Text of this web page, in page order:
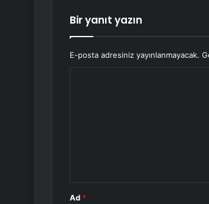
Bir yanıt yazın
E-posta adresiniz yayınlanmayacak.
Ad *